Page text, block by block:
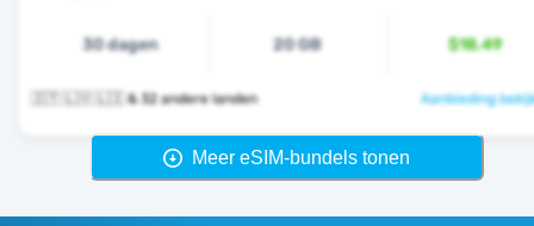
30 dagen 20 GB $18.49
🇮🇹 🇱🇻 🇱🇮 & 32 andere landen Aanbieding
Meer eSIM-bundels tonen